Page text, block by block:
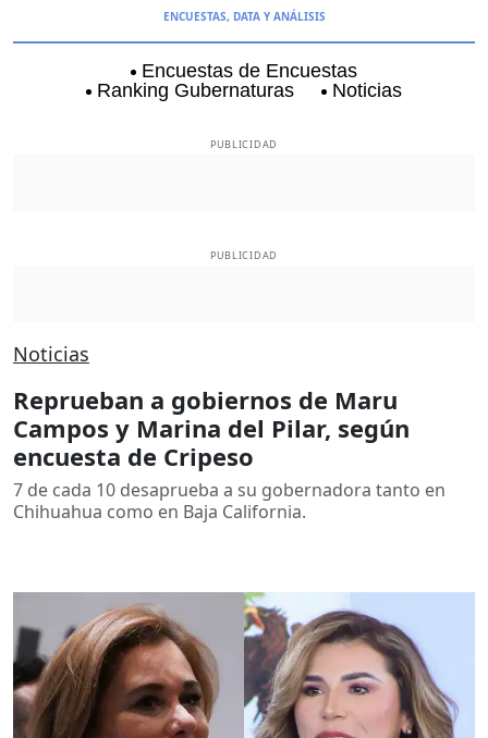
ENCUESTAS, DATA Y ANÁLISIS
Encuestas de Encuestas
Ranking Gubernaturas
Noticias
PUBLICIDAD
PUBLICIDAD
Noticias
Reprueban a gobiernos de Maru
Campos y Marina del Pilar, según
encuesta de Cripeso
7 de cada 10 desaprueba a su gobernadora tanto en
Chihuahua como en Baja California.